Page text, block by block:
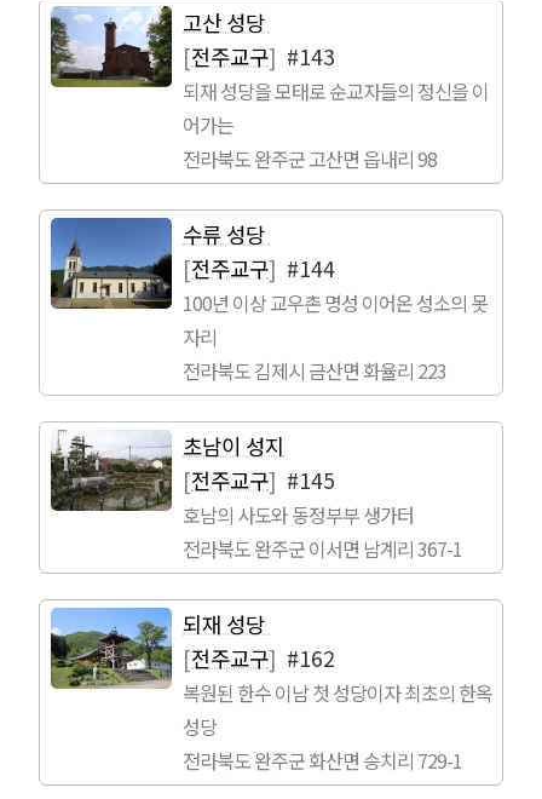
고산 성당
[전주교구] #143
되재 성당을 모태로 순교자들의 정신을 이
어가는
전라북도 완주군 고산면 읍내리 98
수류 성당
[전주교구] #144
100년 이상 교우촌 명성 이어온 성소의 못
자리
전라북도 김제시 금산면 화율리 223
초남이 성지
[전주교구] #145
호남의 사도와 동정부부 생가터
전라북도 완주군 이서면 남계리 367-1
되재 성당
[전주교구] #162
복원된 한수 이남 첫 성당이자 최초의 한옥
성당
전라북도 완주군 화산면 승치리 729-1